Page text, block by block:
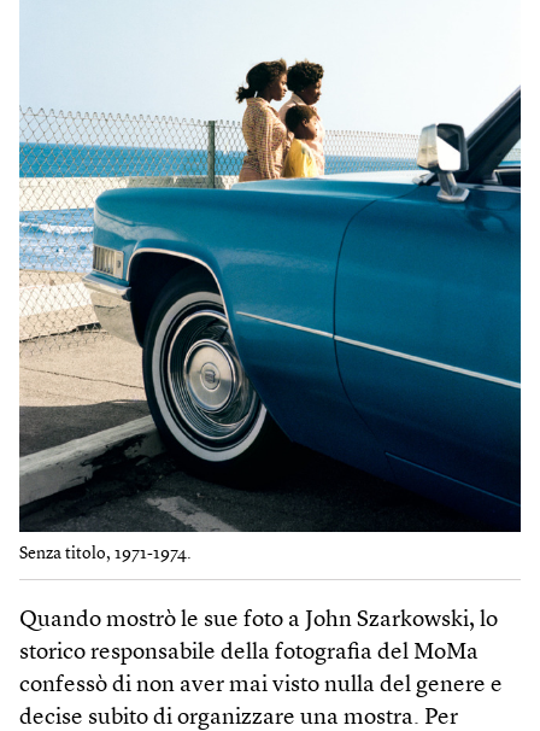
Senza titolo, 1971-1974.
Quando mostrò le sue foto a John Szarkowski, lo
storico responsabile della fotografia del MoMa
confessò di non aver mai visto nulla del genere e
decise subito di organizzare una mostra. Per